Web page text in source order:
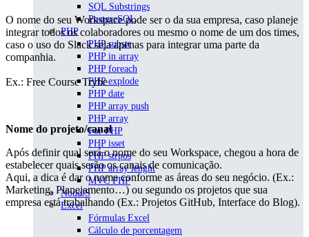
SQL Substrings
PostgreSQL
PHP
PHP substr
PHP in array
PHP foreach
PHP explode
PHP date
PHP array push
PHP array
For PHP
PHP isset
PHP strpos
PHP array lenght
MVC PHP
NodeJS
Excel
Fórmulas Excel
Cálculo de porcentagem
O nome do seu Workspace pode ser o da sua empresa, caso planeje
integrar todos os colaboradores ou mesmo o nome de um dos times,
caso o uso do Slack seja apenas para integrar uma parte da
companhia.
Ex.: Free Course Trybe
Nome do projeto/canal
Após definir qual será o nome do seu Workspace, chegou a hora de
estabelecer quais serão os canais de comunicação.
Aqui, a dica é dar o nome conforme as áreas do seu negócio. (Ex.:
Marketing, Planejamento…) ou segundo os projetos que sua
empresa está trabalhando (Ex.: Projetos GitHub, Interface do Blog).